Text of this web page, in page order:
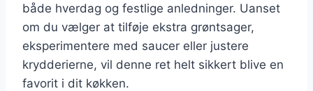
både hverdag og festlige anledninger. Uanset
om du vælger at tilføje ekstra grøntsager,
eksperimentere med saucer eller justere
krydderierne, vil denne ret helt sikkert blive en
favorit i dit køkken.